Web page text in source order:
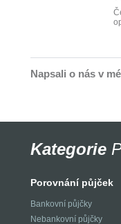
Napsali o nás v
Kategorie
Porovnání půjček
Bankovní půjčky
Nebankovní půjčky